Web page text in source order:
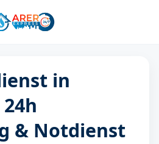
in
& Notdienst